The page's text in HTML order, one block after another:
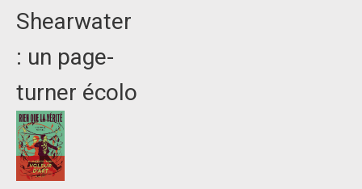
Shearwater
: un page-
turner écolo